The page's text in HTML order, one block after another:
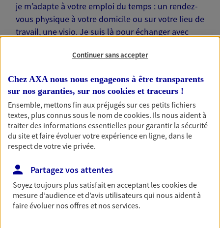
je m’adapte à votre emploi du temps : un rendez-
vous physique à votre domicile ou sur votre lieu de
travail, une visio. Je suis là pour échanger avec
Nos offres phares
Épargne
Réalisez vos projets grâce à votre épargne : achat
immobilier, études des enfants ou voyage autour
du monde… Épargnez à votre rythme et
simplement, selon votre profil.
Continuer sans accepter
Chez AXA nous nous engageons à être transparents
sur nos garanties, sur nos cookies et traceurs !
Ensemble, mettons fin aux préjugés sur ces petits fichiers
textes, plus connus sous le nom decookies. Ils nous aident à
traiter des informations essentielles pour garantir la sécurité
du site et faire évoluer votre expérience en ligne, dans le
respect de votre vie privée.
Partagez vos attentes
Soyez toujours plus satisfait en acceptant lescookiesde
mesure d’audience et d’avis utilisateurs qui nous aident à
faire évoluer nos offres et nos services.